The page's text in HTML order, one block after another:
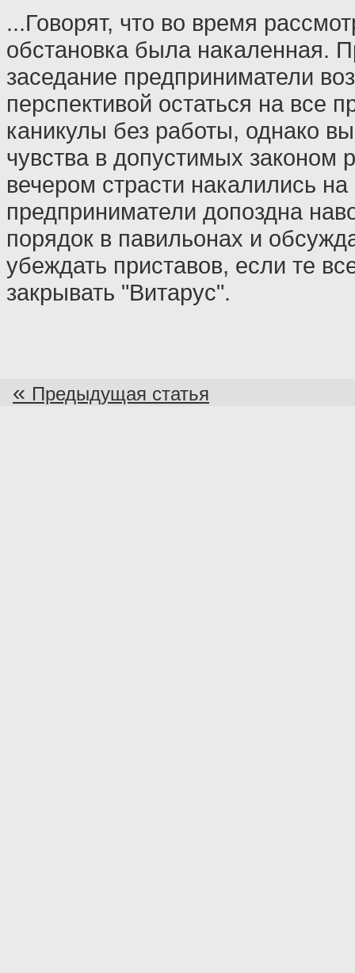
...Говорят, что во время
обстановка была накаленная.
заседание предприниматели
перспективой остаться на все
каникулы без работы, однако
чувства в допустимых законом
вечером страсти накалились
предприниматели допоздна
порядок в павильонах и
убеждать приставов, если те
закрывать "Витарус".
« Предыдущая статья